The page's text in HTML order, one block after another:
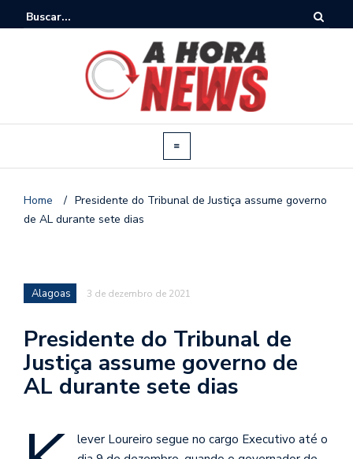
Home / Presidente do Tribunal de Justiça assume governo
de AL durante sete dias
Alagoas 3 de dezembro de 2021
Presidente do Tribunal de
Justiça assume governo de
AL durante sete dias
lever Loureiro segue no cargo Executivo até o